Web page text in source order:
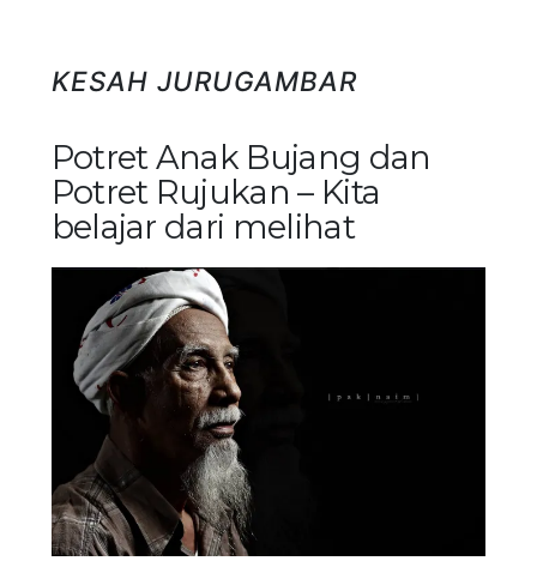
KESAH JURUGAMBAR
Potret Anak Bujang dan
Potret Rujukan – Kita
belajar dari melihat